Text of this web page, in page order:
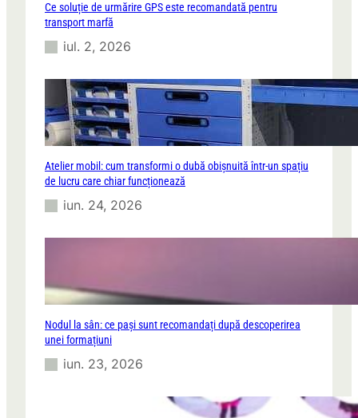
Ce soluție de urmărire GPS este recomandată pentru
transport marfă
iul. 2, 2026
Atelier mobil: cum transformi o dubă obișnuită într-un spațiu
de lucru care chiar funcționează
iun. 24, 2026
Nodul la sân: ce pași sunt recomandați după descoperirea
unei formațiuni
iun. 23, 2026